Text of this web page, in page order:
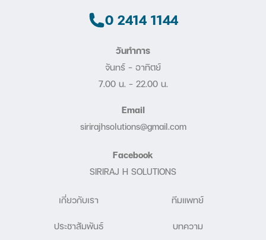
0 2414 1144
วันทำการ
จันทร์ - อาทิตย์
7.00 น. – 22.00 น.
Email
sirirajhsolutions@gmail.com
Facebook
SIRIRAJ H SOLUTIONS
เกี่ยวกับเรา ทีมแพทย์
ประชาสัมพันธ์ บทความ